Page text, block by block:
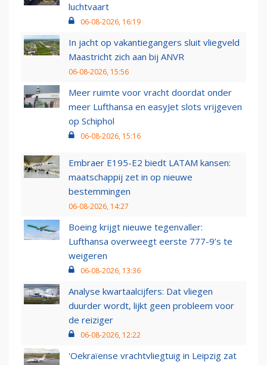
luchtvaart
06-08-2026, 16:19
In jacht op vakantiegangers sluit vliegveld
Maastricht zich aan bij ANVR
06-08-2026, 15:56
Meer ruimte voor vracht doordat onder
meer Lufthansa en easyJet slots vrijgeven
op Schiphol
06-08-2026, 15:16
Embraer E195-E2 biedt LATAM kansen:
maatschappij zet in op nieuwe
bestemmingen
06-08-2026, 14:27
Boeing krijgt nieuwe tegenvaller:
Lufthansa overweegt eerste 777-9’s te
weigeren
06-08-2026, 13:36
Analyse kwartaalcijfers: Dat vliegen
duurder wordt, lijkt geen probleem voor
de reiziger
06-08-2026, 12:22
'Oekraïense vrachtvliegtuig in Leipzig zat